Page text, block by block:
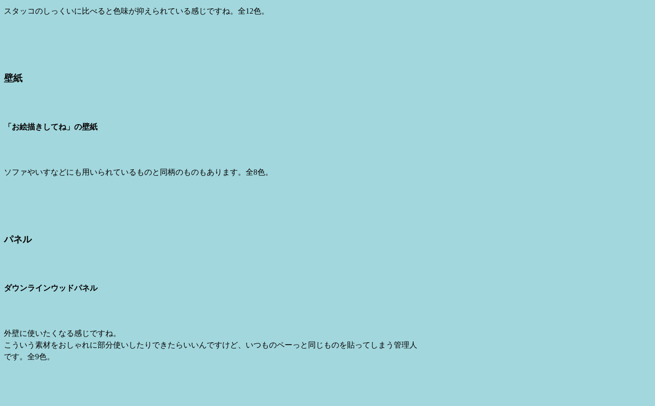
スタッコのしっくいに比べると色味が抑えられている感じですね。全12色。
壁紙
「お絵描きしてね」の壁紙
ソファやいすなどにも用いられているものと同柄のものもあります。全8色。
パネル
ダウンラインウッドパネル
外壁に使いたくなる感じですね。
こういう素材をおしゃれに部分使いしたりできたらいいんですけど、いつものペーっと同じものを貼ってしまう管理人
です。全9色。